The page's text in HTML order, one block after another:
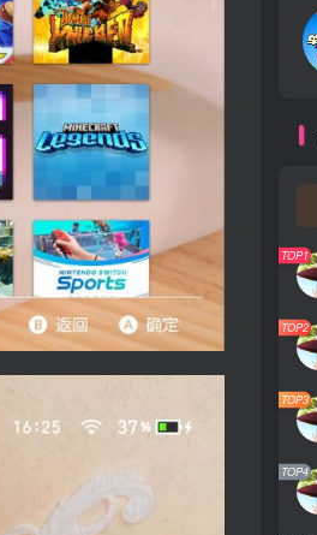
TOP1
TOP2
TOP3
TOP4